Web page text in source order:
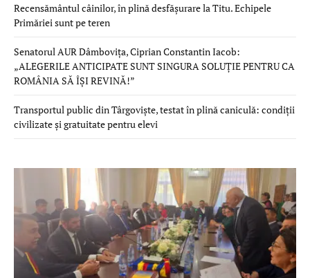
Recensământul câinilor, în plină desfășurare la Titu. Echipele
Primăriei sunt pe teren
Senatorul AUR Dâmbovița, Ciprian Constantin Iacob:
„ALEGERILE ANTICIPATE SUNT SINGURA SOLUȚIE PENTRU CA
ROMÂNIA SĂ ÎȘI REVINĂ!”
Transportul public din Târgoviște, testat în plină caniculă: condiții
civilizate și gratuitate pentru elevi